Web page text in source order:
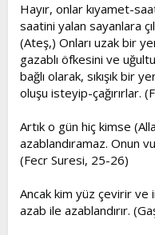
Hayır, onlar kıyamet-
saatini yalan sayanlara
(Ateş,) Onları uzak bir
gazablı öfkesini ve
bağlı olarak, sıkışık bir
oluşu isteyip-çağırırlar.
Artık o gün hiç kimse
azablandıramaz. Onun
(Fecr Suresi, 25-26)
Ancak kim yüz çevirir ve
azab ile azablandırır.